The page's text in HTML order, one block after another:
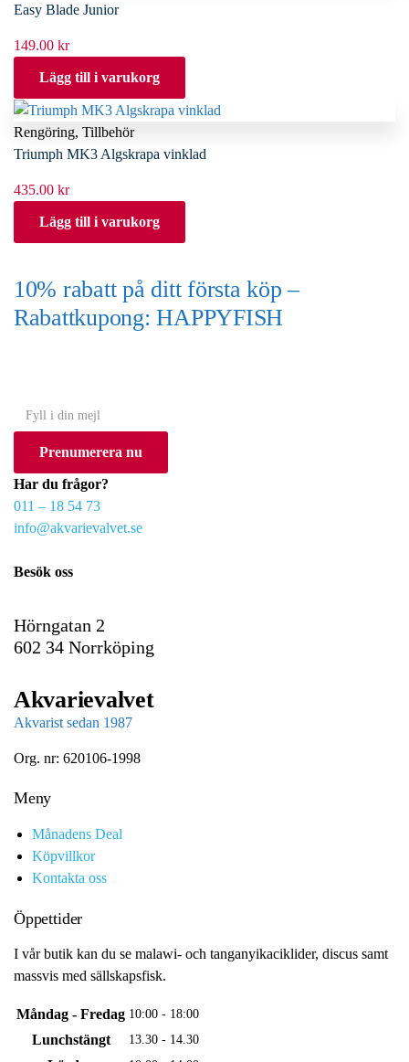
Easy Blade Junior
149.00 kr
Lägg till i varukorg
Rengöring, Tillbehör
Triumph MK3 Algskrapa vinklad
435.00 kr
Lägg till i varukorg
10% rabatt på ditt första köp –
Rabattkupong: HAPPYFISH
o
r
Prenumerera nu
Har du frågor?
011 – 18 54 73
info@akvarievalvet.se
Besök oss
Hörngatan 2
602 34 Norrköping
Akvarievalvet
Akvarist sedan 1987
Org. nr: 620106-1998
Meny
Månadens Deal
Köpvillkor
Kontakta oss
Öppettider
I vår butik kan du se malawi- och tanganyikaciklider, discus samt
massvis med sällskapsfisk.
Måndag - Fredag 10:00 - 18:00
Lunchstängt 13.30 - 14.30